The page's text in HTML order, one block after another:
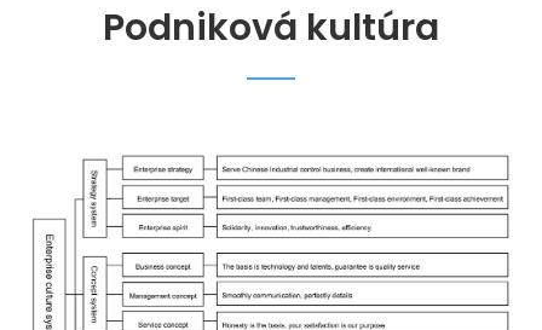
Podniková kultúra